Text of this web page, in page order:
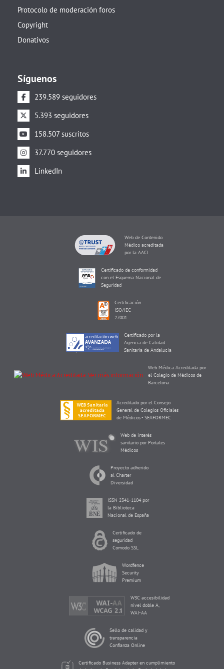
Protocolo de moderación foros
Copyright
Donativos
Síguenos
239.589 seguidores
5.393 seguidores
158.507 suscritos
37.770 seguidores
LinkedIn
Web de Contenido
Médico acreditada
por la AACI
Certificado de conformidad
con el Esquema Nacional de
Seguridad
Certificación
ISO/IEC
27001
Certificado por la
Agencia de Calidad
Sanitaria de Andalucía
Web Médica Acreditada por
el Colegio de Médicos de
Barcelona
Acreditado por el Consejo
General de Colegios Oficiales
de Médicos - SEAFORMEC
Web de interés
sanitario por Portales
Médicos
Proyecto adherido
al Charter
Diversidad
ISSN 2341-1104 por
la Biblioteca
Nacional de España
Certificado de
seguridad
Comodo SSL
Wordfence
Security
Premium
W3C accesibilidad
nivel doble A,
WAI-AA
Sello de calidad y
transparencia
Confianza Online
Certificado Business Adapter en cumplimiento